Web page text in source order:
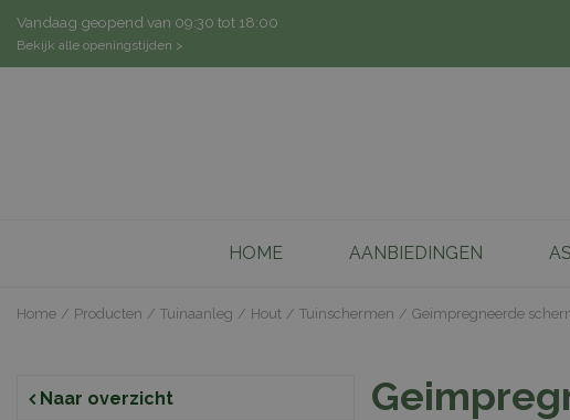
naar
content
Home Producten Tuinaanleg Hout Tuinschermen Geimpregneerde
Vandaag geopend van 09:30 tot 18:00
Bekijk alle openingstijden >
HOME AANBIEDINGEN
Naar overzicht